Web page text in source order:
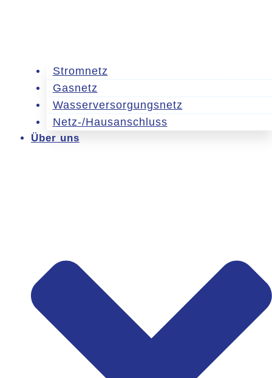
Stromnetz
Gasnetz
Wasserversorgungsnetz
Netz-/Hausanschluss
Über uns